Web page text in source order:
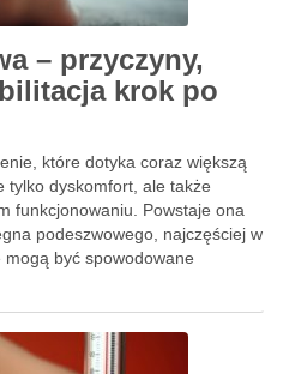
– przyczyny,
krok po
które dotyka coraz większą
tylko dyskomfort, ale także
funkcjonowaniu. Powstaje ona
podeszwowego, najczęściej w
być spowodowane
Ból związany z tym